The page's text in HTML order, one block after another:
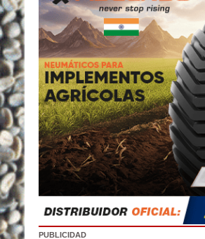
PUBLICIDAD